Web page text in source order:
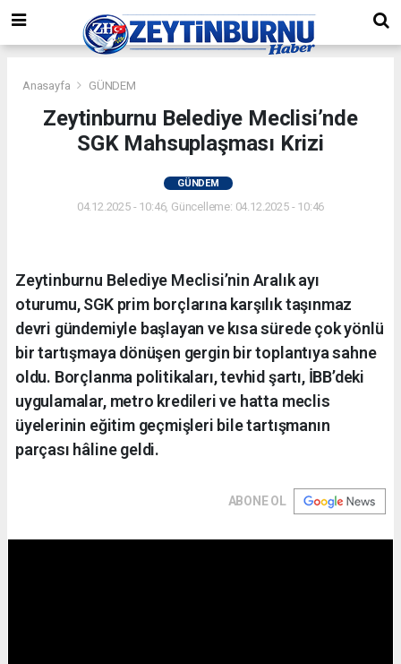
Anasayfa GÜNDEM
Zeytinburnu Belediye Meclisi’nde
SGK Mahsuplaşması Krizi
GÜNDEM
04.12.2025 - 10:46, Güncelleme: 04.12.2025 - 10:46
Zeytinburnu Belediye Meclisi’nin Aralık ayı
oturumu, SGK prim borçlarına karşılık taşınmaz
devri gündemiyle başlayan ve kısa sürede çok yönlü
bir tartışmaya dönüşen gergin bir toplantıya sahne
oldu. Borçlanma politikaları, tevhid şartı, İBB’deki
uygulamalar, metro kredileri ve hatta meclis
üyelerinin eğitim geçmişleri bile tartışmanın
parçası hâline geldi.
ABONE OL